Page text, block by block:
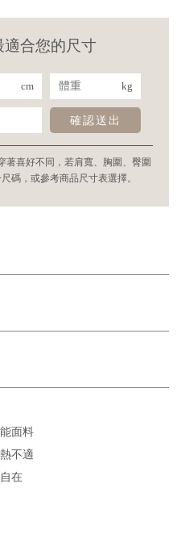
合您的尺寸
cm kg
確認送出
著喜好不同，若肩寬、胸圍、臀圍
碼，或參考商品尺寸表選擇。
面料
不適
在